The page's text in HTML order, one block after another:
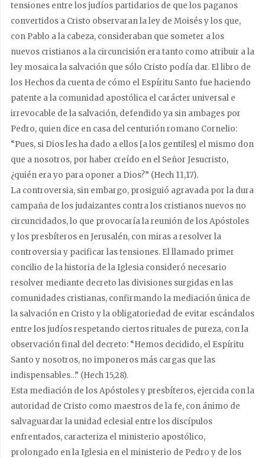
tensiones entre los judíos partidarios de que los paganos
convertidos a Cristo observaran la ley de Moisés y los que,
con Pablo a la cabeza, consideraban que someter a los
nuevos cristianos a la circuncisión era tanto como atribuir a la
ley mosaica la salvación que sólo Cristo podía dar. El libro de
los Hechos da cuenta de cómo el Espíritu Santo fue haciendo
patente a la comunidad apostólica el carácter universal e
irrevocable de la salvación, defendido ya sin ambages por
Pedro, quien dice en casa del centurión romano Cornelio:
“Pues, si Dios les ha dado a ellos [a los gentiles] el mismo don
que a nosotros, por haber creído en el Señor Jesucristo,
¿quién era yo para oponer a Dios?” (Hech 11,17).
La controversia, sin embargo, prosiguió agravada por la dura
campaña de los judaizantes contra los cristianos nuevos no
circuncidados, lo que provocaría la reunión de los Apóstoles
y los presbíteros en Jerusalén, con miras a resolver la
controversia y pacificar las tensiones. El llamado primer
concilio de la historia de la Iglesia consideró necesario
resolver mediante decreto las divisiones surgidas en las
comunidades cristianas, confirmando la mediación única de
la salvación en Cristo y la obligatoriedad de evitar escándalos
entre los judíos respetando ciertos rituales de pureza, con la
observación final del decreto: “Hemos decidido, el Espíritu
Santo y nosotros, no imponeros más cargas que las
indispensables…” (Hech 15,28).
Esta mediación de los Apóstoles y presbíteros, ejercida con la
autoridad de Cristo como maestros de la fe, con ánimo de
salvaguardar la unidad eclesial entre los discípulos
enfrentados, caracteriza el ministerio apostólico,
prolongado en la Iglesia en el ministerio de Pedro y de los